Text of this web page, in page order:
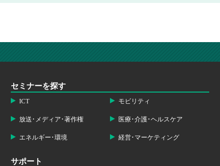
セミナーを探す
ICT モビリティ
放送･メディア･著作権 医療･介護･ヘルスケア
エネルギー･環境 経営･マーケティング
サポート